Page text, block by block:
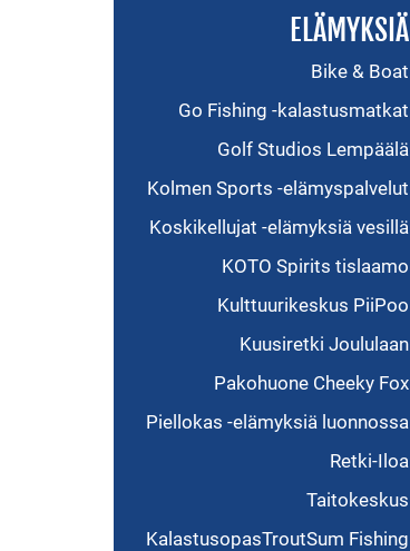
ELÄMYKSIÄ
Bike & Boat
Go Fishing -kalastusmatkat
Golf Studios Lempäälä
Kolmen Sports -elämyspalvelut
Koskikellujat -elämyksiä vesillä
KOTO Spirits tislaamo
Kulttuurikeskus PiiPoo
Kuusiretki Joululaan
Pakohuone Cheeky Fox
Piellokas -elämyksiä luonnossa
Retki-Iloa
Taitokeskus
KalastusopasTroutSum Fishing